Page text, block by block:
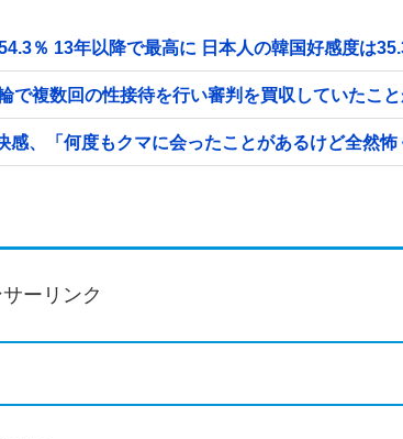
％ 13年以降で最高に 日本人の韓国好感度は
で複数回の性接待を行い審判を買収していたこ
感、「何度もクマに会ったことがあるけど全然
ーリンク